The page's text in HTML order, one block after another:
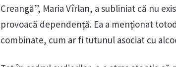
Creangă”, Maria Vîrlan, a subliniat că nu
provoacă dependență. Ea a menționat
combinate, cum ar fi tutunul asociat cu